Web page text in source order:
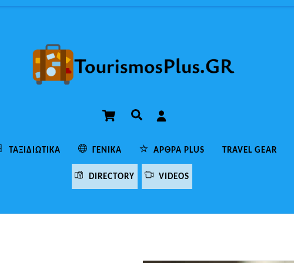
Cart Αναζήτηση
ΤΑΞΙΔΙΩΤΙΚΆ ΓΕΝΙΚΆ ΆΡΘΡΑ PLUS TRAVEL GEAR
DIRECTORY VIDEOS